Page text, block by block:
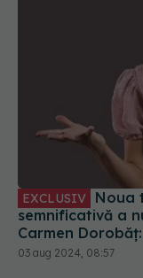
EXCLUSIV
semnificativă a
Carmen
respiratorii. Nu
03 aug 2024, 08:57